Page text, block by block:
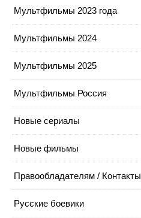
Мультфильмы 2023 года
Мультфильмы 2024
Мультфильмы 2025
Мультфильмы Россия
Новые сериалы
Новые фильмы
Правообладателям / Контакты
Русские боевики